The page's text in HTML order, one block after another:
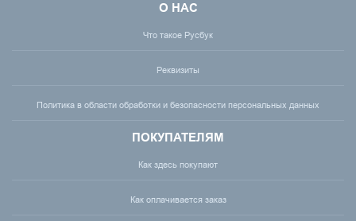
О НАС
Что такое Русбук
Реквизиты
Политика в области обработки и безопасности персональных данных
ПОКУПАТЕЛЯМ
Как здесь покупают
Как оплачивается заказ